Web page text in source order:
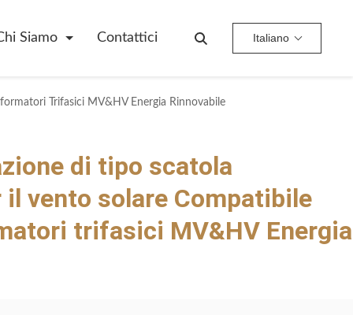
Siamo Contattici Italiano
Trifasici MV&HV Energia Rinnovabile
di tipo scatola
vento solare Compatibile
trifasici MV&HV Energia